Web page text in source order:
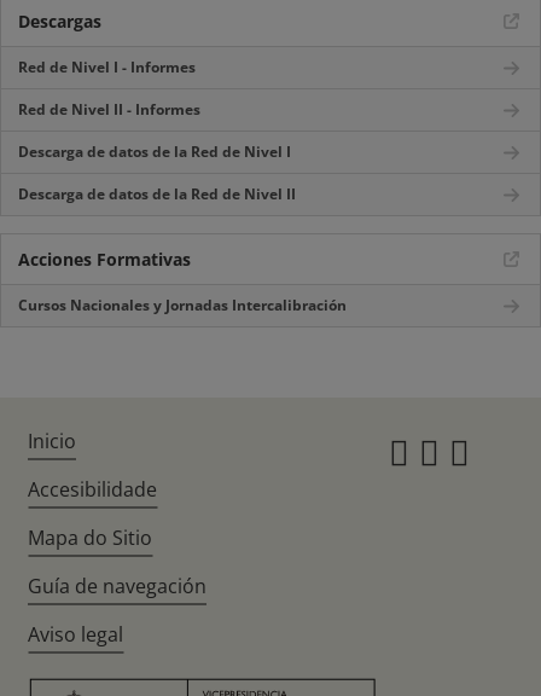
Descargas
Red de Nivel I - Informes
Red de Nivel II - Informes
Descarga de datos de la Red de Nivel I
Descarga de datos de la Red de Nivel II
Acciones Formativas
Cursos Nacionales y Jornadas Intercalibración
Inicio
Accesibilidade
Mapa do Sitio
Guía de navegación
Aviso legal